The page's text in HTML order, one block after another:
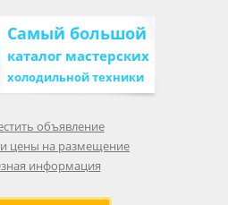
Самый большой
каталог мастерских
холодильной техники
объявление
цены на размещение
информация